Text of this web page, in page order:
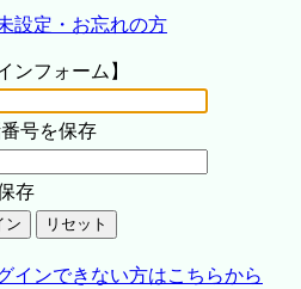
設定・お忘れの方
ンフォーム】
号を保存
存
インできない方はこちらから